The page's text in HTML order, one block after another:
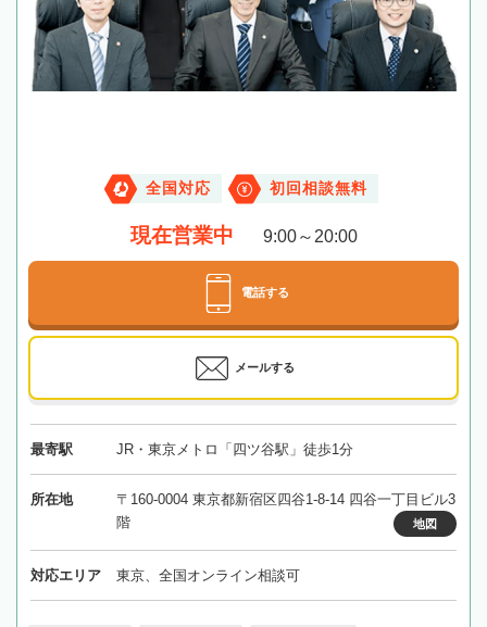
全国対応 初回相談無料
現在営業中 9:00～20:00
電話する
メールする
最寄駅 JR・東京メトロ「四ツ谷駅」徒歩1分
所在地
〒160-0004 東京都新宿区四谷1-8-14 四谷一丁目ビル3
階
地図
対応エリア 東京、全国オンライン相談可